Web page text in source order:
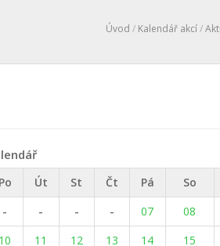
Úvod / Kalendář akcí/
Út St Čt Pá So
-
- - - 07 08
11 12 13 14 15